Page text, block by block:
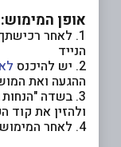
אופן המימוש:
1. לאחר
הנייד
2. יש להיכנס
ההגעה ואת
3. בשדה
ולהזין את קוד
4. לאחר המימוש, יתקבל כרטיס דיגיטלי להצגה